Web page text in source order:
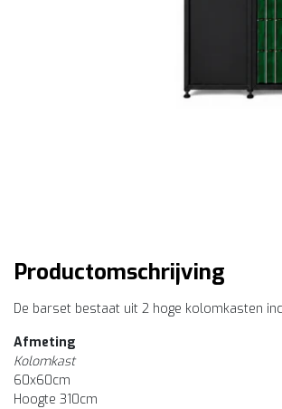
Productomschrijving
De barset bestaat uit 2 hoge kolomkasten
Afmeting
Kolomkast
60x60cm
Hoogte 310cm